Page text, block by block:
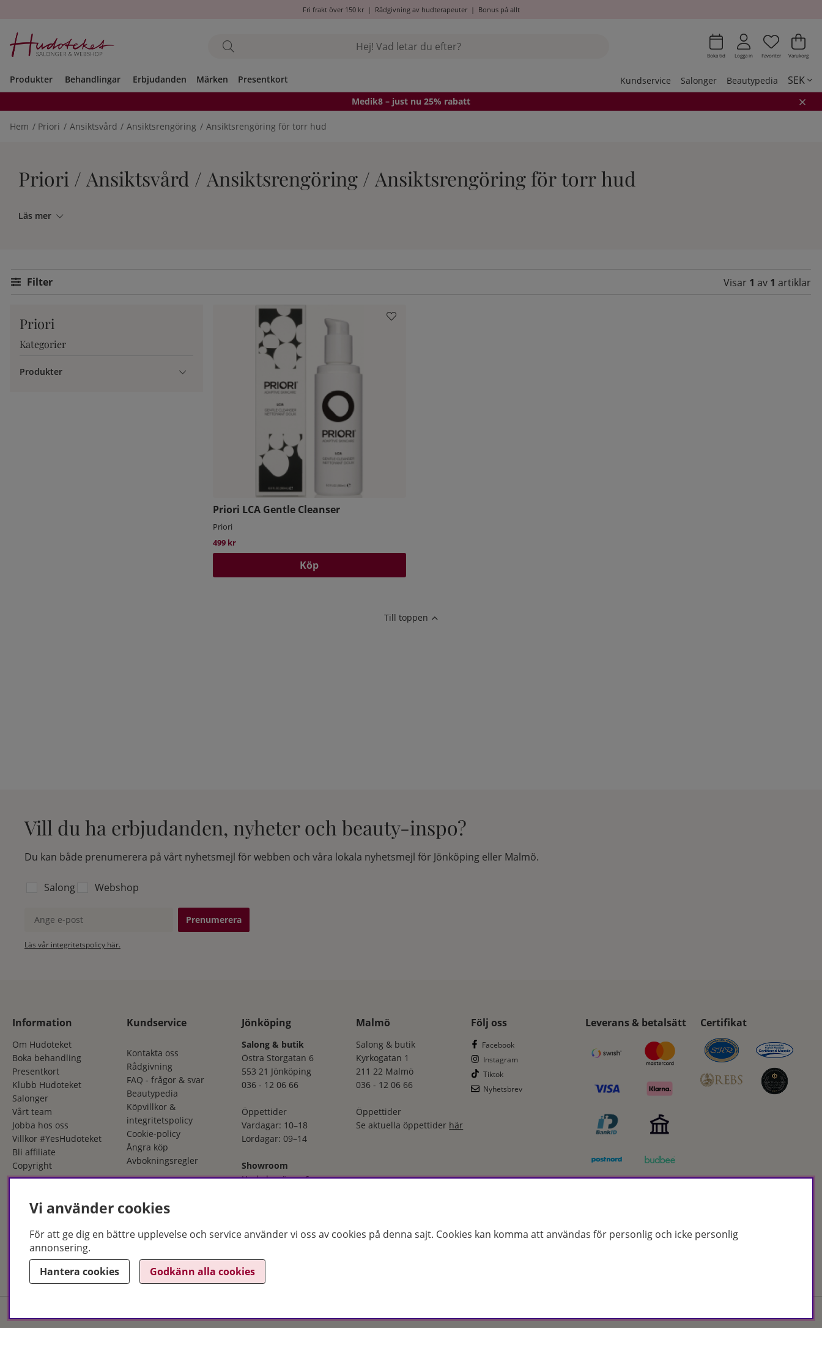
Fri frakt över 150 kr| Rådgivning av hudterapeuter| Bonus på allt
Boka tid Logga in Antal i
.
Favoriter .
Varukorg
Produkter Behandlingar Erbjudanden Märken Presentkort Kundservice Salonger Beautypedia SEK
Medik8 – just nu 25% rabatt
Hem Priori Ansiktsvård Ansiktsrengöring Ansiktsrengöring för torr hud
Priori / Ansiktsvård / Ansiktsrengöring / Ansiktsrengöring för torr hud
Läs mer
Filtrera Visar 1 av 1 artiklar
Priori
Kategorier
Produkter
Priori LCA Gentle Cleanser
Priori
499 kr
Köp
Till toppen
Vill du ha erbjudanden, nyheter och beauty-inspo?
Du kan både prenumerera på vårt nyhetsmejl för webben och våra lokala nyhetsmejl för Jönköping eller Malmö.
Välj vilken lista du vill prenumerera på:
Salong
Webshop
Ange e-post
Läs vår integritetspolicy här.
Information
Om Hudoteket
Boka behandling
Presentkort
Klubb Hudoteket
Salonger
Vårt team
Jobba hos oss
Villkor #YesHudoteket
Bli affiliate
Copyright
Kundservice
Kontakta oss
Rådgivning
FAQ - frågor & svar
Beautypedia
Köpvillkor &
integritetspolicy
Cookie-policy
Ångra köp
Avbokningsregler
Jönköping
Salong & butik
Östra Storgatan 6
553 21 Jönköping
036 - 12 06 66
Öppettider
Vardagar: 10–18
Lördagar: 09–14
Showroom
Herkulesvägen 6
Öppettider
Fredagar: 08–16
Malmö
Salong & butik
Kyrkogatan 1
211 22 Malmö
036 - 12 06 66
Öppettider
Se aktuella öppettider här
Följ oss
Facebook
Instagram
Tiktok
Nyhetsbrev
Leverans & betalsätt Certifikat
Vi använder cookies
För att ge dig en bättre upplevelse och service använder vi oss av cookies på denna sajt. Cookies kan komma att användas för personlig och icke personlig
annonsering.
Hantera cookies
Godkänn alla cookies